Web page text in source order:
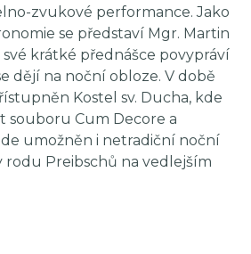
zvukové performance. Jako
se představí Mgr. Martin
krátké přednášce povypráví
dějí na noční obloze. V době
Kostel sv. Ducha, kde
souboru Cum Decore a
umožněn i netradiční noční
Preibschů na vedlejším